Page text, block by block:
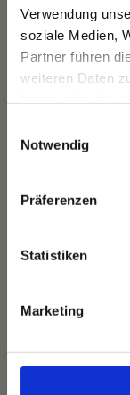
Verwendung
soziale Medien,
Partner führen
weiteren Daten
Notwendig
Präferenzen
Statistiken
Marketing